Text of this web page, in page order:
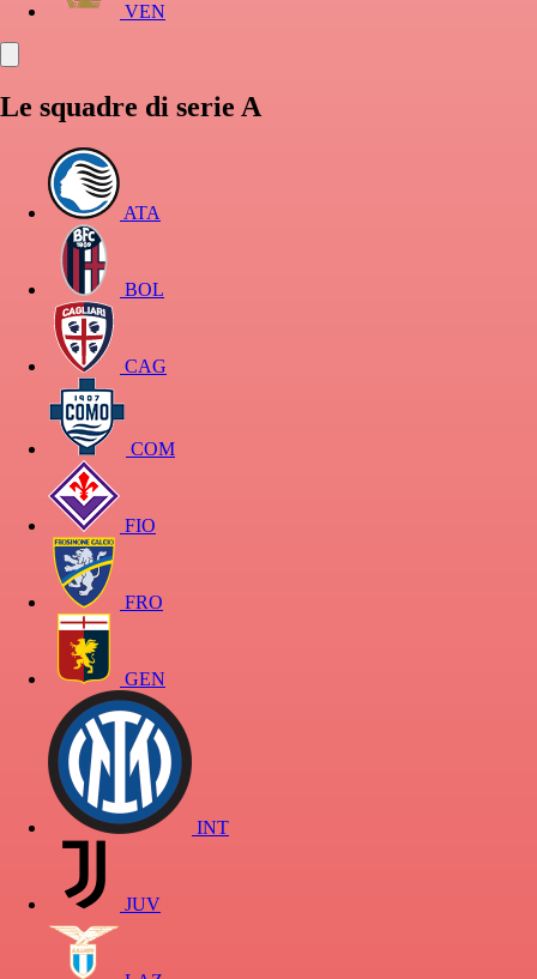
VEN
Le squadre di serie A
ATA
BOL
CAG
COM
FIO
FRO
GEN
INT
JUV